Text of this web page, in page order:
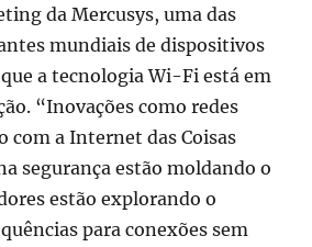
da Mercusys, uma das
mundiais de dispositivos
a tecnologia Wi-Fi está em
“Inovações como redes
com a Internet das Coisas
segurança estão moldando o
estão explorando o
para conexões sem